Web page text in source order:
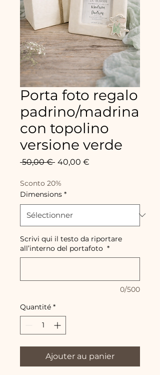
Porta foto regalo
padrino/madrina
con topolino
versione verde
50,00 € Prix
40,00 €
Sconto 20%
Dimensions *
Scrivi qui il testo da riportare
all’interno del portafoto *
0/500
Quantité *
Ajouter au panier